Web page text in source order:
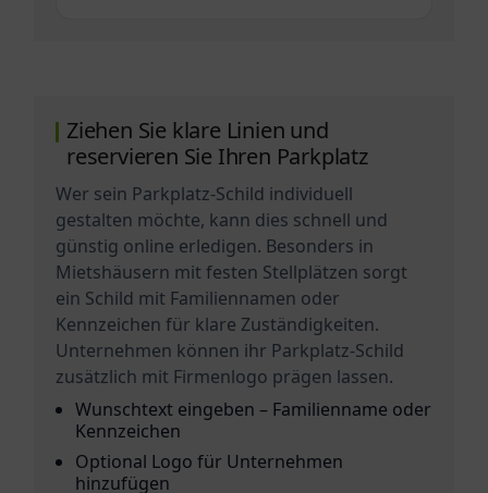
Ziehen Sie klare Linien und
reservieren Sie Ihren Parkplatz
Wer sein Parkplatz-Schild individuell
gestalten möchte, kann dies schnell und
günstig online erledigen. Besonders in
Mietshäusern mit festen Stellplätzen sorgt
ein Schild mit Familiennamen oder
Kennzeichen für klare Zuständigkeiten.
Unternehmen können ihr Parkplatz-Schild
zusätzlich mit Firmenlogo prägen lassen.
Wunschtext eingeben – Familienname oder
Kennzeichen
Optional Logo für Unternehmen
hinzufügen